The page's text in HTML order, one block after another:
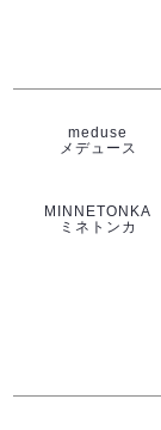
meduse
メデュース
MINNETONKA
ミネトンカ